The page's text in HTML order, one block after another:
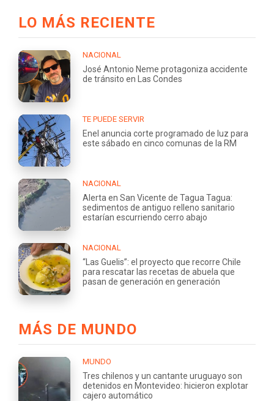
LO MÁS RECIENTE
NACIONAL
José Antonio Neme protagoniza accidente
de tránsito en Las Condes
TE PUEDE SERVIR
Enel anuncia corte programado de luz para
este sábado en cinco comunas de la RM
NACIONAL
Alerta en San Vicente de Tagua Tagua:
sedimentos de antiguo relleno sanitario
estarían escurriendo cerro abajo
NACIONAL
“Las Guelis”: el proyecto que recorre Chile
para rescatar las recetas de abuela que
pasan de generación en generación
MÁS DE MUNDO
MUNDO
Tres chilenos y un cantante uruguayo son
detenidos en Montevideo: hicieron explotar
cajero automático